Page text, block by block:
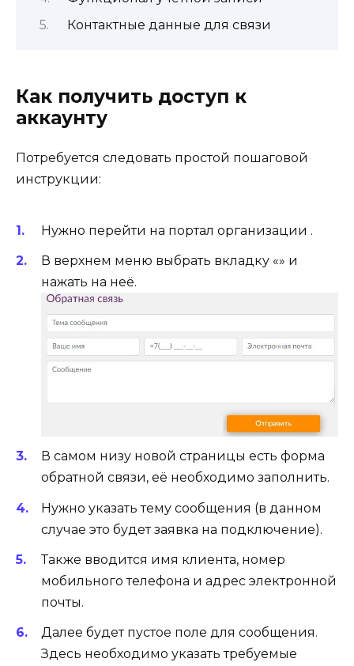
Контактные данные для связи
Как получить доступ к
аккаунту
Потребуется следовать простой пошаговой
инструкции:
Нужно перейти на портал организации .
В верхнем меню выбрать вкладку «» и
нажать на неё.
В самом низу новой страницы есть форма
обратной связи, её необходимо заполнить.
Нужно указать тему сообщения (в данном
случае это будет заявка на подключение).
Также вводится имя клиента, номер
мобильного телефона и адрес электронной
почты.
Далее будет пустое поле для сообщения.
Здесь необходимо указать требуемые